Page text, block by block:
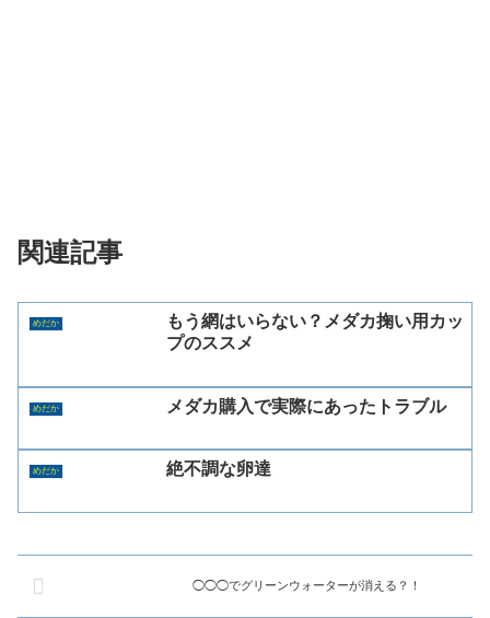
関連記事
めだか
もう網はいらない？メダカ掬い用カッ
プのススメ
めだか メダカ購入で実際にあったトラブル
めだか 絶不調な卵達
◯◯◯でグリーンウォーターが消える？！